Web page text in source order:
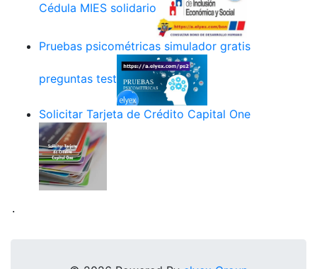
Cédula MIES solidario
Pruebas psicométricas simulador gratis
preguntas test
Solicitar Tarjeta de Crédito Capital One
.